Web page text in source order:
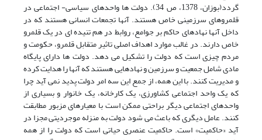
گردد(بوزان، 1378، ص 34). دولت ها واحدهای سیاسی- اجتماعی در
قلمروهای سرزمینی خاص هستند. آنها تجمعات انسانی هستند که در
داخل آنها نهادهای حاکم بر جوامع، روابط در هم تنیده ای در یک قلمرو
خاص دارند. در غالب موارد اهداف اصلی تاثیر متقابل قلمرو، حکومت و
مردم چیزی است که دولت را تشکیل می دهد. دولت ها دارای پایگاه
مادی شامل جمعیت و سرزمین و نهادهایی هستند که آنها را هدایت کرده
و مدیریت کنند. با این همه، از جمع این سه امر دولت پدید نمی آید چرا
که یک واحد اجتماعی کشاورزی، یک کارخانه، یک خانوار و بسیاری از
واحدهای اجتماعی دیگر براحتی ممکن است با معیارهای مزبور مطابقت
کنند. عامل دیگری که باعث می شود دولت به منزله موجردیتی مجزا در
آید «حاکمیت» است. حاکمیت عنصری حیاتی است که دولت را از همه